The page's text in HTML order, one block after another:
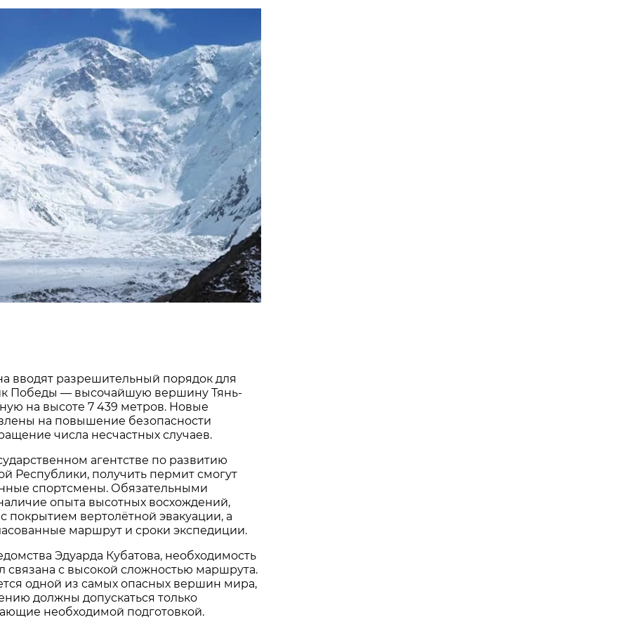
вводят разрешительный порядок для
Победы — высочайшую вершину Тянь-
на высоте 7 439 метров. Новые
на повышение безопасности
числа несчастных случаев.
агентстве по развитию
Республики, получить пермит смогут
спортсмены. Обязательными
опыта высотных восхождений,
покрытием вертолётной эвакуации, а
маршрут и сроки экспедиции.
Эдуарда Кубатова, необходимость
связана с высокой сложностью маршрута.
одной из самых опасных вершин мира,
должны допускаться только
необходимой подготовкой.